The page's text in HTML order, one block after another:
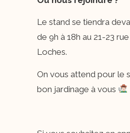
Le stand se tiendra
de 9h à 18h au 21-23
Loches.
On vous attend pour le
bon jardinage à vous